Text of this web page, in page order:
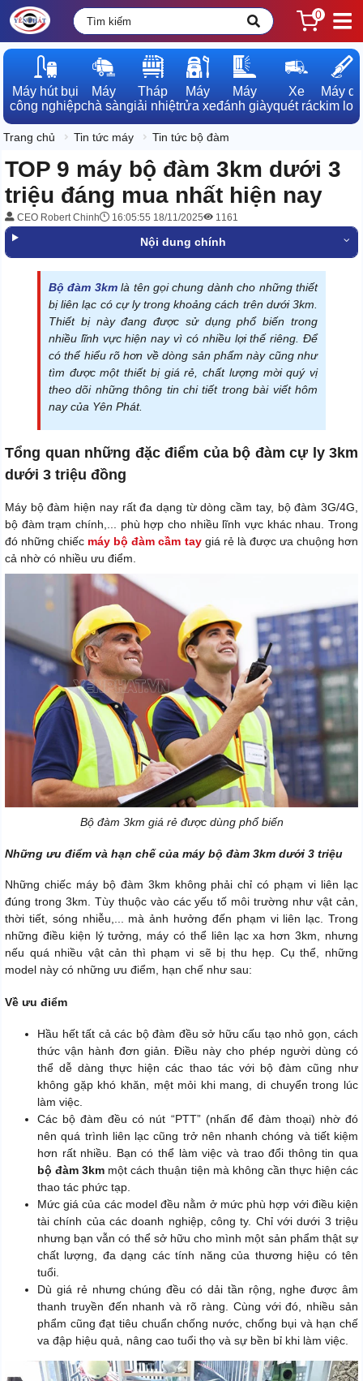
0
Máy hút bụi
công nghiệp
Máy
chà sàn
Tháp
giải nhiệt
Máy
rửa xe
Máy
đánh giày
Xe
quét rác
Máy dò
kim loại
Trang chủ Tin tức máy Tin tức bộ đàm
TOP 9 máy bộ đàm 3km dưới 3
triệu đáng mua nhất hiện nay
CEO Robert Chinh 16:05:55 18/11/2025 1161
Nội dung chính
Bộ đàm 3kmlà tên gọi chung dành cho những thiết
bị liên lạc có cự ly trong khoảng cách trên dưới 3km.
Thiết bị này đang được sử dụng phổ biến trong
nhiều lĩnh vực hiện nay vì có nhiều lợi thế riêng. Để
có thể hiểu rõ hơn về dòng sản phẩm này cũng như
tìm được một thiết bị giá rẻ, chất lượng mời quý vị
theo dõi những thông tin chi tiết trong bài viết hôm
nay của Yên Phát.
Tổng quan những đặc điểm của bộ đàm cự ly 3km
dưới 3 triệu đồng
Máy bộ đàm hiện nay rất đa dạng từ dòng cầm tay, bộ đàm 3G/4G,
bộ đàm trạm chính,... phù hợp cho nhiều lĩnh vực khác nhau. Trong
đó những chiếc máy bộ đàm cầm taygiá rẻ là được ưa chuộng hơn
cả nhờ có nhiều ưu điểm.
Bộ đàm 3km giá rẻ được dùng phổ biến
Những ưu điểm và hạn chế của máy bộ đàm 3km dưới 3 triệu
Những chiếc máy bộ đàm 3km không phải chỉ có phạm vi liên lạc
đúng trong 3km. Tùy thuộc vào các yếu tố môi trường như vật cản,
thời tiết, sóng nhiễu,... mà ảnh hưởng đến phạm vi liên lạc. Trong
những điều kiện lý tưởng, máy có thể liên lạc xa hơn 3km, nhưng
nếu quá nhiều vật cản thì phạm vi sẽ bị thu hẹp. Cụ thể, những
model này có những ưu điểm, hạn chế như sau:
Về ưu điểm
Hầu hết tất cả các bộ đàm đều sở hữu cấu tạo nhỏ gọn, cách
thức vận hành đơn giản. Điều này cho phép người dùng có
thể dễ dàng thực hiện các thao tác với bộ đàm cũng như
không gặp khó khăn, mệt mỏi khi mang, di chuyển trong lúc
làm việc.
Các bộ đàm đều có nút “PTT” (nhấn để đàm thoại) nhờ đó
nên quá trình liên lạc cũng trở nên nhanh chóng và tiết kiệm
hơn rất nhiều. Bạn có thể làm việc và trao đổi thông tin qua
bộ đàm 3km một cách thuận tiện mà không cần thực hiện các
thao tác phức tạp.
Mức giá của các model đều nằm ở mức phù hợp với điều kiện
tài chính của các doanh nghiệp, công ty. Chỉ với dưới 3 triệu
nhưng bạn vẫn có thể sở hữu cho mình một sản phẩm thật sự
chất lượng, đa dạng các tính năng của thương hiệu có tên
tuổi.
Dù giá rẻ nhưng chúng đều có dải tần rộng, nghe được âm
thanh truyền đến nhanh và rõ ràng. Cùng với đó, nhiều sản
phẩm cũng đạt tiêu chuẩn chống nước, chống bụi và hạn chế
va đập hiệu quả, nâng cao tuổi thọ và sự bền bỉ khi làm việc.